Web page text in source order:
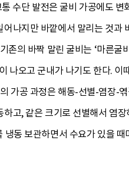
수단 발전은 굴비 가공에도 변
나지만 바깥에서 말리는 것과
존의 바짝 말린 굴비는 ‘마른굴
나오고 군내가 나기도 한다. 이
가공 과정은 해동-선별-염장-
고, 같은 크기로 선별해서 염장
동 보관하면서 수요가 있을 때